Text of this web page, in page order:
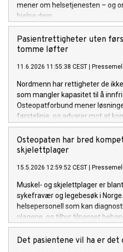
mener om helsetjenesten – og
hjelpe dem.
Pasientrettigheter uten
tomme løfter
11.6.2026 11:55:38 CEST
Nordmenn har rettigheter de
som mangler kapasitet til å
Osteopatforbund mener
førstelinje, og advarer mot at
svekke den.
Osteopaten har bred
skjelettplager
15.5.2026 12:59:52 CEST
Muskel- og skjelettplager er
sykefravær og legebesøk i
helsepersonell som kan
plagene, og tilbyr tilpasset
Det pasientene vil ha er